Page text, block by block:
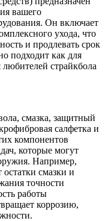
вашего
Он включает
ухода, что
и продлевать срок
подходит как для
страйкбола
смазка, защитный
салфетка и
компонентов
которые могут
Например,
остатки смазки и
точности
работы
коррозию,